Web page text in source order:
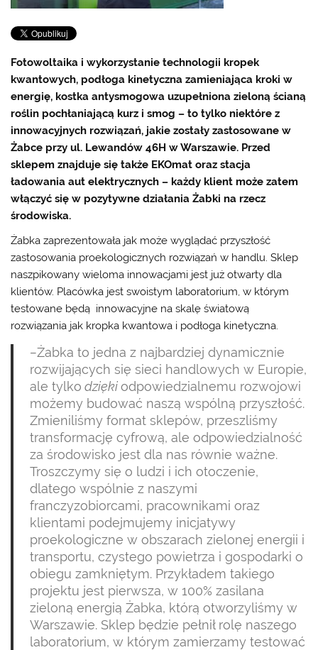
Fotowoltaika i wykorzystanie technologii kropek
kwantowych, podłoga kinetyczna zamieniająca kroki w
energię, kostka antysmogowa uzupełniona zieloną ścianą
roślin pochłaniającą kurz i smog – to tylko niektóre z
innowacyjnych rozwiązań, jakie zostały zastosowane w
Żabce przy ul. Lewandów 46H w Warszawie. Przed
sklepem znajduje się także EKOmat oraz stacja
ładowania aut elektrycznych – każdy klient może zatem
włączyć się w pozytywne działania Żabki na rzecz
środowiska.
Żabka zaprezentowała jak może wyglądać przyszłość
zastosowania proekologicznych rozwiązań w handlu. Sklep
naszpikowany wieloma innowacjami jest już otwarty dla
klientów. Placówka jest swoistym laboratorium, w którym
testowane będą innowacyjne na skalę światową
rozwiązania jak kropka kwantowa i podłoga kinetyczna.
–Żabka to jedna z najbardziej dynamicznie
rozwijających się sieci handlowych w Europie,
ale tylko dziękiodpowiedzialnemu rozwojowi
możemy budować naszą wspólną przyszłość.
Zmieniliśmy format sklepów, przeszliśmy
transformację cyfrową, ale odpowiedzialność
za środowisko jest dla nas równie ważne.
Troszczymy się o ludzi i ich otoczenie,
dlatego wspólnie z naszymi
franczyzobiorcami, pracownikami oraz
klientami podejmujemy inicjatywy
proekologiczne w obszarach zielonej energii i
transportu, czystego powietrza i gospodarki o
obiegu zamkniętym. Przykładem takiego
projektu jest pierwsza, w 100% zasilana
zieloną energią Żabka, którą otworzyliśmy w
Warszawie. Sklep będzie pełnił rolę naszego
laboratorium, w którym zamierzamy testować